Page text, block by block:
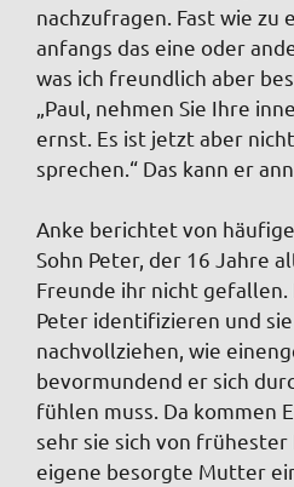
nachzufragen. Fast wie zu
anfangs das eine oder
was ich freundlich aber
„Paul, nehmen Sie Ihre
ernst. Es ist jetzt aber
sprechen.“ Das kann er
Anke berichtet von
Sohn Peter, der 16 Jahre
Freunde ihr nicht gefallen.
Peter identifizieren und
nachvollziehen, wie
bevormundend er sich
fühlen muss. Da kommen
sehr sie sich von
eigene besorgte Mutter